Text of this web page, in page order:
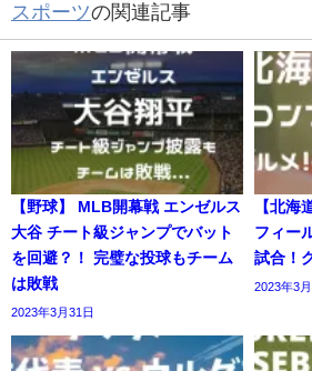
スポーツの関連記事
【野球】 MLB開幕戦 エンゼルス
大谷 チート級ジャンプでバット
を回避？！ 完璧な投球もチーム
は敗戦
2023年3月31日
【北海
フィー
試合！
2023年3